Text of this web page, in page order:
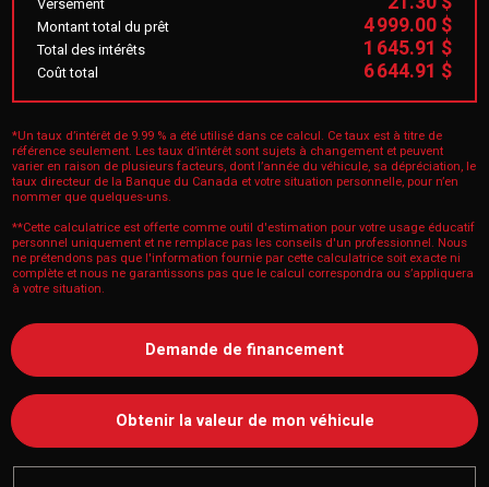
Versement
Montant total du prêt 4 999.00 $
Total des intérêts 1 645.91 $
Coût total 6 644.91 $
*Un taux d’intérêt de 9.99 % a été utilisé dans ce calcul. Ce taux est à titre de
référence seulement. Les taux d’intérêt sont sujets à changement et peuvent
varier en raison de plusieurs facteurs, dont l’année du véhicule, sa dépréciation, le
taux directeur de la Banque du Canada et votre situation personnelle, pour n’en
nommer que quelques-uns.
**Cette calculatrice est offerte comme outil d'estimation pour votre usage éducatif
personnel uniquement et ne remplace pas les conseils d'un professionnel. Nous
ne prétendons pas que l'information fournie par cette calculatrice soit exacte ni
complète et nous ne garantissons pas que le calcul correspondra ou s’appliquera
à votre situation.
Demande de financement
Obtenir la valeur de mon véhicule